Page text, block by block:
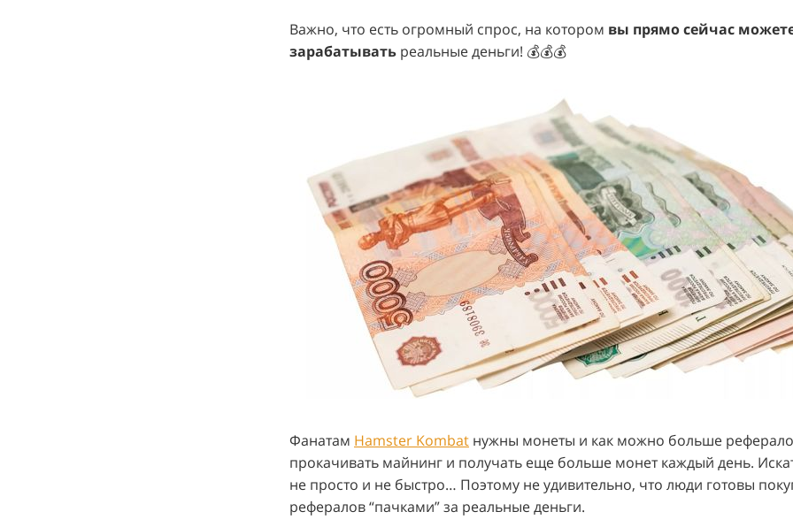
Важно, что есть огромный спрос, на котором вы прямо сейчас
зарабатывать реальные деньги! 💰💰💰
Фанатам Hamster Kombat нужны монеты и как можно больше
прокачивать майнинг и получать еще больше монет каждый день.
не просто и не быстро… Поэтому не удивительно, что люди готовы
рефералов “пачками” за реальные деньги.